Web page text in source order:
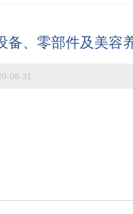
备、零部件及美容
08-31